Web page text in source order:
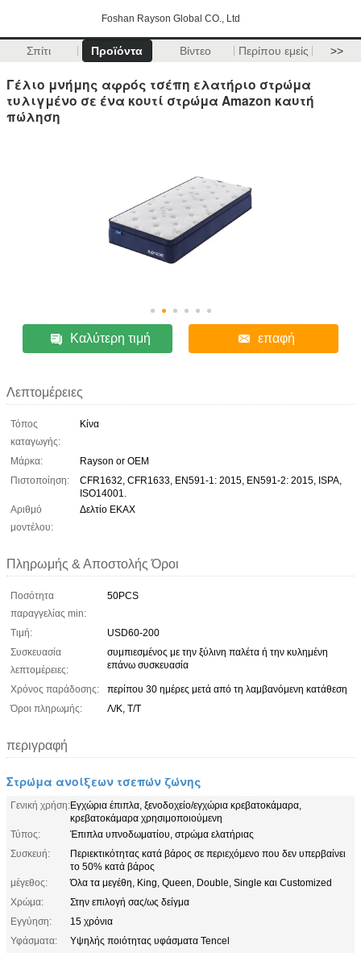
Foshan Rayson Global CO., Ltd
Σπίτι Προϊόντα Βίντεο Περίπου εμείς >>
Γέλιο μνήμης αφρός τσέπη ελατήριο στρώμα
τυλιγμένο σε ένα κουτί στρώμα Amazon καυτή
πώληση
Καλύτερη τιμή επαφή
Λεπτομέρειες
Τόπος
καταγωγής:
Κίνα
Μάρκα:
Rayson or OEM
Πιστοποίηση:
CFR1632, CFR1633, EN591-1: 2015, EN591-2: 2015, ISPA,
ISO14001.
Αριθμό
μοντέλου:
Δελτίο ΕΚΑΧ
Πληρωμής & Αποστολής Όροι
Ποσότητα
παραγγελίας min:
50PCS
Τιμή:
USD60-200
Συσκευασία
λεπτομέρειες:
συμπιεσμένος με την ξύλινη παλέτα ή την κυλημένη
επάνω συσκευασία
Χρόνος παράδοσης:
περίπου 30 ημέρες μετά από τη λαμβανόμενη κατάθεση
Όροι πληρωμής:
Λ/Κ, Τ/Τ
περιγραφή
Στρώμα ανοίξεων τσεπών ζώνης
Γενική χρήση:Εγχώρια έπιπλα, ξενοδοχείο/εγχώρια κρεβατοκάμαρα,
κρεβατοκάμαρα χρησιμοποιούμενη
Τύπος:
Έπιπλα υπνοδωματίου, στρώμα ελατήριας
Συσκευή:
Περιεκτικότητας κατά βάρος σε περιεχόμενο που δεν υπερβαίνει
το 50% κατά βάρος
μέγεθος:
Όλα τα μεγέθη, King, Queen, Double, Single και Customized
Χρώμα:
Στην επιλογή σας/ως δείγμα
Εγγύηση:
15 χρόνια
Υφάσματα:
Υψηλής ποιότητας υφάσματα Tencel